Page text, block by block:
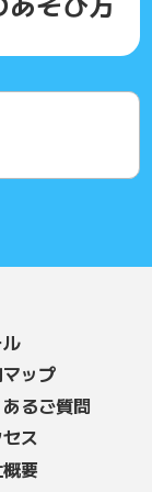
ップ
るご質問
ス
要